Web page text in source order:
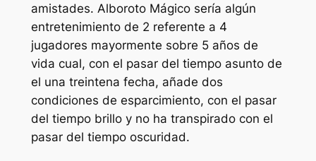
amistades. Alboroto Mágico serí­a algún
entretenimiento de 2 referente a 4
jugadores mayormente sobre 5 años de
vida cual, con el pasar del tiempo asunto de
el una treintena fecha, añade dos
condiciones de esparcimiento, con el pasar
del tiempo brillo y no ha transpirado con el
pasar del tiempo oscuridad.